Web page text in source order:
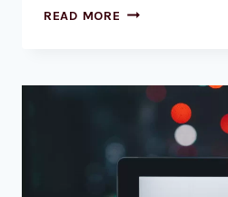
READ MORE DOLARSKI
VALNI
OBRAZAC